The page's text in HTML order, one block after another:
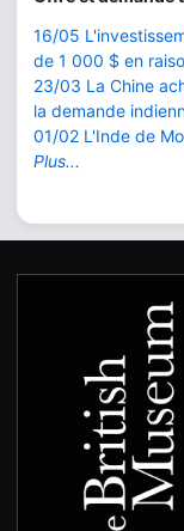
16/05
de 1 000 $ en
23/03 La Chine
la demande
01/02 L'Inde de
Plus...